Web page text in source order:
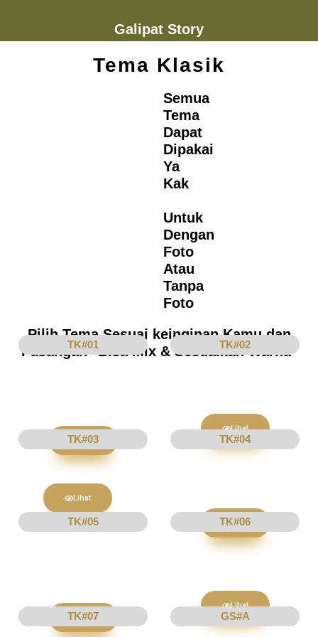
Galipat Story
Tema Klasik
Semua
Tema
Dapat
Dipakai
Ya
Kak
Untuk
Dengan
Foto
Atau
Tanpa
Foto
Pilih Tema Sesuai keinginan Kamu dan
Pasangan "Bisa Mix & Sesuaikan Warna"
TK#01
Lihat
TK#02
Lihat
TK#03
Lihat
TK#04
Lihat
TK#05
Lihat
TK#06
Lihat
TK#07 GS#A